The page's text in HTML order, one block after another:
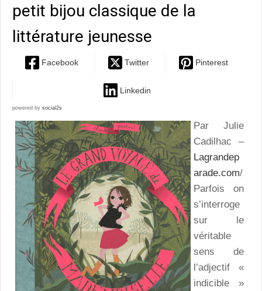
petit bijou classique de la
littérature jeunesse
Facebook Twitter Pinterest
Linkedin
powered by social2s
Par Julie
Cadilhac –
Lagrandep
arade.com/
Parfois on
s’interroge
sur le
véritable
sens de
l’adjectif «
indicible »